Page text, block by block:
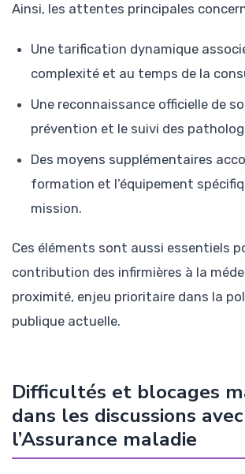
Ainsi, les attentes principales
Une tarification dynamique
complexité et au temps de la
Une reconnaissance officielle de
prévention et le suivi des
Des moyens supplémentaires
formation et l’équipement
mission.
Ces éléments sont aussi essentiels
contribution des infirmières à la
proximité, enjeu prioritaire dans la
publique actuelle.
Difficultés et blocages
dans les discussions avec
l’Assurance maladie